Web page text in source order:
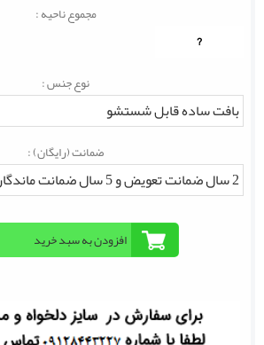
مجموع ناحیه :
?
نوع جنس :
ضمانت (رایگان) :